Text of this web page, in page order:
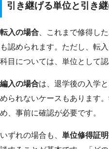
引き継げる単位と引き
転入の場合 、これまで修得し
も認められます。ただし、転
科目については、単位として
編入の場合は、退学後の入学
められないケースもあります
め、事前に確認が必要です。
いずれの場合も、 単位修得証